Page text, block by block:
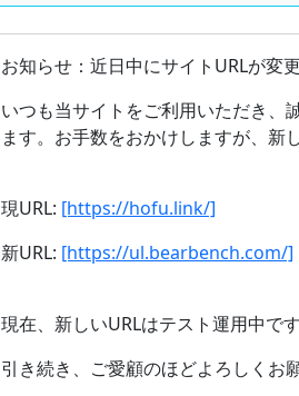
お知らせ：近日中にサイトURLが変
いつも当サイトをご利用いただき、
ます。お手数をおかけしますが、新
現URL: [https://hofu.link/]
新URL: [https://ul.bearbench.com/]
現在、新しいURLはテスト運用中で
引き続き、ご愛顧のほどよろしくお